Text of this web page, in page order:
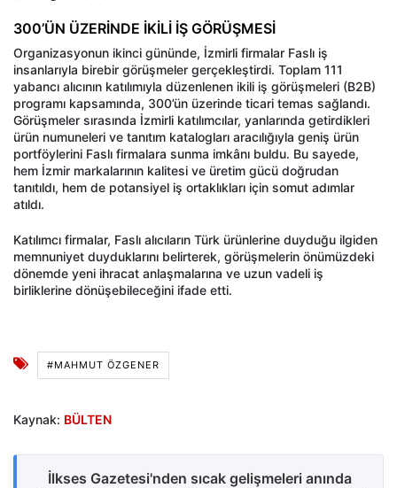
300’ÜN ÜZERİNDE İKİLİ İŞ GÖRÜŞMESİ
Organizasyonun ikinci gününde, İzmirli firmalar Faslı iş
insanlarıyla birebir görüşmeler gerçekleştirdi. Toplam 111
yabancı alıcının katılımıyla düzenlenen ikili iş görüşmeleri (B2B)
programı kapsamında, 300’ün üzerinde ticari temas sağlandı.
Görüşmeler sırasında İzmirli katılımcılar, yanlarında getirdikleri
ürün numuneleri ve tanıtım katalogları aracılığıyla geniş ürün
portföylerini Faslı firmalara sunma imkânı buldu. Bu sayede,
hem İzmir markalarının kalitesi ve üretim gücü doğrudan
tanıtıldı, hem de potansiyel iş ortaklıkları için somut adımlar
atıldı.
Katılımcı firmalar, Faslı alıcıların Türk ürünlerine duyduğu ilgiden
memnuniyet duyduklarını belirterek, görüşmelerin önümüzdeki
dönemde yeni ihracat anlaşmalarına ve uzun vadeli iş
birliklerine dönüşebileceğini ifade etti.
#MAHMUT ÖZGENER
Kaynak: BÜLTEN
İlkses Gazetesi'nden sıcak gelişmeleri anında